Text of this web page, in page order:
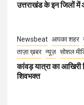
उत्तराखंड के इन जिलों में
Newsbeat आपका शहर
ताज़ा ख़बर न्यूज़ सोशल
कांवड़ यात्रा का आखिरी
शिवभक्त